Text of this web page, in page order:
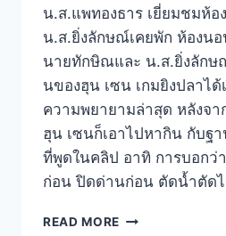
น.ส.แพทองธาร เยี่ยมชมห้
น.ส.ยิ่งลักษณ์เคยพัก ห้องน
นายทักษิณและ น.ส.ยิ่งลักษ
นของฮุน เซน เกมยิงปลาได้
ความพยายามล่าสุด หลังจ
ฮุน เซนก็เอาไปหากิน กับฐา
ที่พูดในคลิป อาทิ การบอกว่
ก่อน ปิดด่านก่อน ตัดน้ำตัด
READ MORE